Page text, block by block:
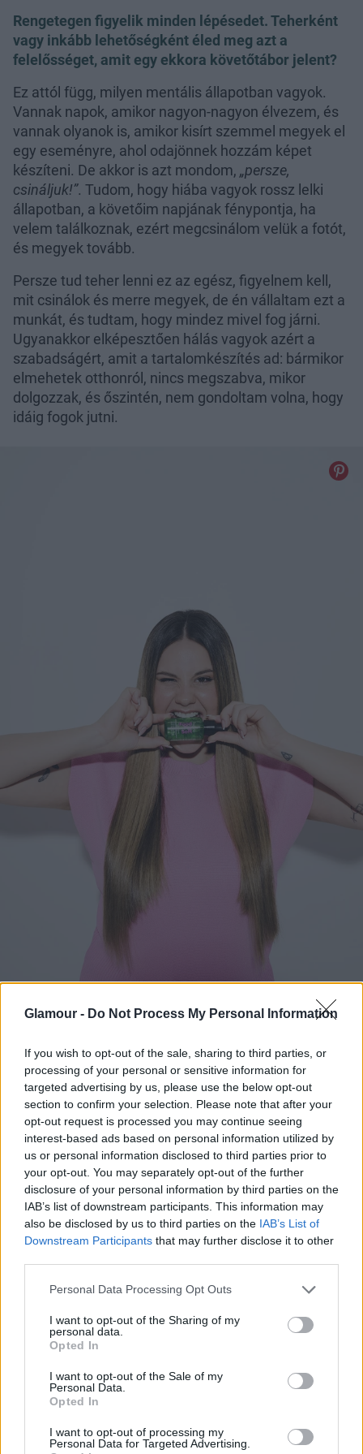
Glamour - Do Not Process My Personal Information
If you wish to opt-out of the sale, sharing to third parties, or
processing of your personal or sensitive information for
targeted advertising by us, please use the below opt-out
section to confirm your selection. Please note that after your
opt-out request is processed you may continue seeing
interest-based ads based on personal information utilized by
us or personal information disclosed to third parties prior to
your opt-out. You may separately opt-out of the further
disclosure of your personal information by third parties on the
IAB’s list of downstream participants. This information may
also be disclosed by us to third parties on the IAB’s List of
Downstream Participants that may further disclose it to other
Please note that this website/app uses one or more Google
not limited to your visit or usage behaviour. You may click to
grant or deny consent to Google and its third-party tags to
use your data for below specified purposes in below Google
consent section.
Personal Data Processing Opt Outs
I want to opt-out of the Sharing of my
personal data.
Opted In
I want to opt-out of the Sale of my
Personal Data.
Opted In
I want to opt-out of processing my
Personal Data for Targeted Advertising.
Rengetegen figyelik minden lépésedet. Teherként
vagy inkább lehetőségként éled meg azt a
felelősséget, amit egy ekkora követőtábor jelent?
Ez attól függ, milyen mentális állapotban vagyok.
Vannak napok, amikor nagyon-nagyon élvezem, és
vannak olyanok is, amikor kisírt szemmel megyek el
egy eseményre, ahol odajönnek hozzám képet
készíteni. De akkor is azt mondom, „persze,
csináljuk!”. Tudom, hogy hiába vagyok rossz lelki
állapotban, a követőim napjának fénypontja, ha
velem találkoznak, ezért megcsinálom velük a fotót,
és megyek tovább.
Persze tud teher lenni ez az egész, figyelnem kell,
mit csinálok és merre megyek, de én vállaltam ezt a
munkát, és tudtam, hogy mindez mivel fog járni.
Ugyanakkor elképesztően hálás vagyok azért a
szabadságért, amit a tartalomkészítés ad: bármikor
elmehetek otthonról, nincs megszabva, mikor
dolgozzak, és őszintén, nem gondoltam volna, hogy
idáig fogok jutni.
Nem véletlen a csillogó haj, Makk Adrienna a Matrix Food
Fotó:Zsólyomi Norbert
Vidéken születtél, de egy ideje pedig Budapesten
élsz. Mesélnél kicsit arról, milyen különbségeket
érzel a két életvitel között? Melyiket kedveled
jobban?
Vidéken nőttem fel egy kis faluban, és a családom
nem volt tehetős. Akadtak olyan napok, amikor
épphogy csak megvolt az aznapi étel, a
tankönyveket kölcsönözni kellett, ráadásul olyan
háztartásban éltünk a szüleimmel és a
testvéremmel, ahol a nagybátyám, a nagynéném, az
Mindig csak a családra számíthattunk, és én is azért
kezdtem el az influenszerkedést, hogy nekik
Például azért is repültem ki korán a fészekből, mert
fizetniük semmit. Anyagilag nem tudtak támogatni,